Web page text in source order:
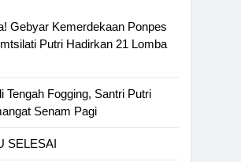
Gebyar Kemerdekaan Ponpes
Putri Hadirkan 21 Lomba
Tengah Fogging, Santri Putri
Senam Pagi
SELESAI